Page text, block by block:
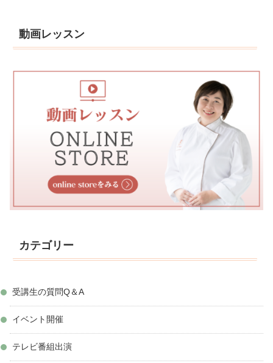
動画レッスン
カテゴリー
受講生の質問Q＆A
イベント開催
テレビ番組出演